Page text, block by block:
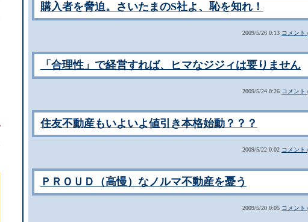
購入者を脅迫。さいたまのS社よ、恥を知れ！
2009/5/26 0:13 コメント
「合理性」で経営すれば、ヒマなジジィは要りません
2009/5/24 0:26 コメント
住友不動産もいよいよ値引き本格始動？？？
2009/5/22 0:02 コメント
ＰＲＯＵＤ（高慢）なノルマ不動産を憂う
2009/5/20 0:05 コメント